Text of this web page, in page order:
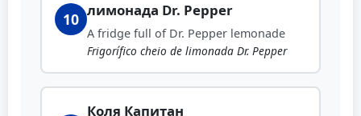
10 лимонада Dr. Pepper
A fridge full of Dr. Pepper lemonade
Frigorífico cheio de limonada Dr. Pepper
Коля Капитан